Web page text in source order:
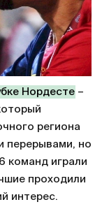
Нордесте –
региона
перерывами, но
команд играли
проходили
интерес.